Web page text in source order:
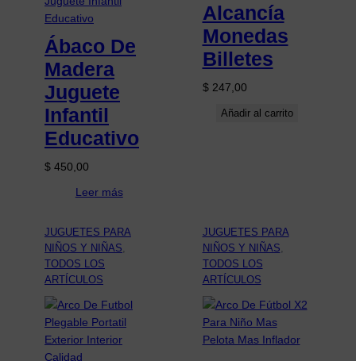
Ábaco De
Madera
Juguete
Infantil
Educativo
$ 450,00
Leer más
Alcancía
Monedas
Billetes
$247,00
Añadir al carrito
JUGUETES PARA
NIÑOS Y NIÑAS
TODOS LOS
ARTÍCULOS
JUGUETES PARA
NIÑOS Y NIÑAS
TODOS LOS
ARTÍCULOS